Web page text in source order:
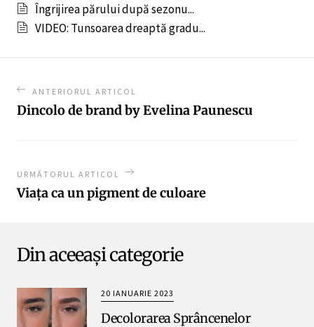
Îngrijirea părului după sezonu...
VIDEO: Tunsoarea dreaptă gradu...
ANTERIORUL ARTICOL
Dincolo de brand by Evelina Paunescu
URMĂTORUL ARTICOL
Viața ca un pigment de culoare
Din aceeași categorie
20 IANUARIE 2023
Decolorarea Sprâncenelor